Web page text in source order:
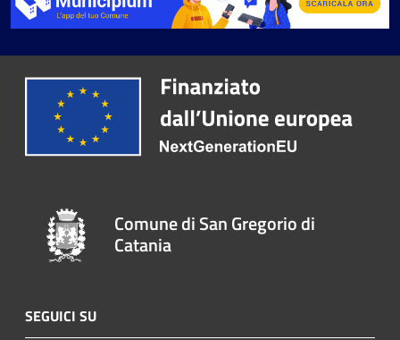
Comune di San Gregorio di
Catania
SEGUICI SU